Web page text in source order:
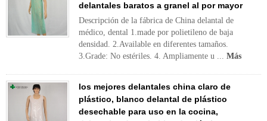
delantales baratos a granel al por mayor
Descripción de la fábrica de China delantal de
médico, dental 1.made por polietileno de baja
densidad. 2.Available en diferentes tamaños.
3.Grade: No estériles. 4. Ampliamente u ... Más
los mejores delantales china claro de
plástico, blanco delantal de plástico
desechable para uso en la cocina,